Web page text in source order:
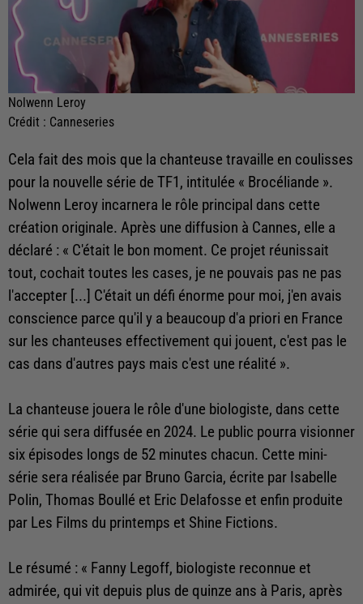
Nolwenn Leroy
Crédit : Canneseries
Cela fait des mois que la chanteuse travaille en coulisses
pour la nouvelle série de TF1, intitulée « Brocéliande ».
Nolwenn Leroy incarnera le rôle principal dans cette
création originale. Après une diffusion à Cannes, elle a
déclaré : « C'était le bon moment. Ce projet réunissait
tout, cochait toutes les cases, je ne pouvais pas ne pas
l'accepter [...] C'était un défi énorme pour moi, j'en avais
conscience parce qu'il y a beaucoup d'a priori en France
sur les chanteuses effectivement qui jouent, c'est pas le
cas dans d'autres pays mais c'est une réalité ».
La chanteuse jouera le rôle d'une biologiste, dans cette
série qui sera diffusée en 2024. Le public pourra visionner
six épisodes longs de 52 minutes chacun. Cette mini-
série sera réalisée par Bruno Garcia, écrite par Isabelle
Polin, Thomas Boullé et Eric Delafosse et enfin produite
par Les Films du printemps et Shine Fictions.
Le résumé : « Fanny Legoff, biologiste reconnue et
admirée, qui vit depuis plus de quinze ans à Paris, après